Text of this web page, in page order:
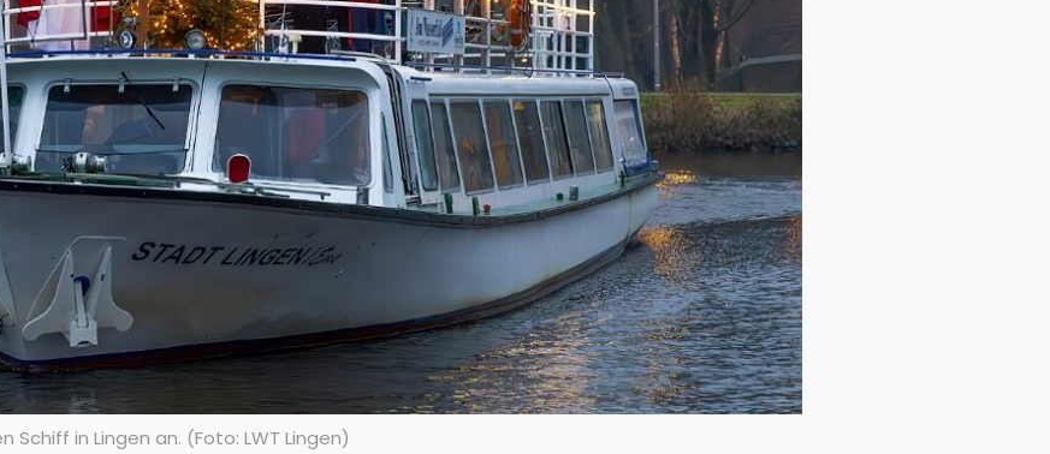
in Lingen an. (Foto: LWT Lingen)